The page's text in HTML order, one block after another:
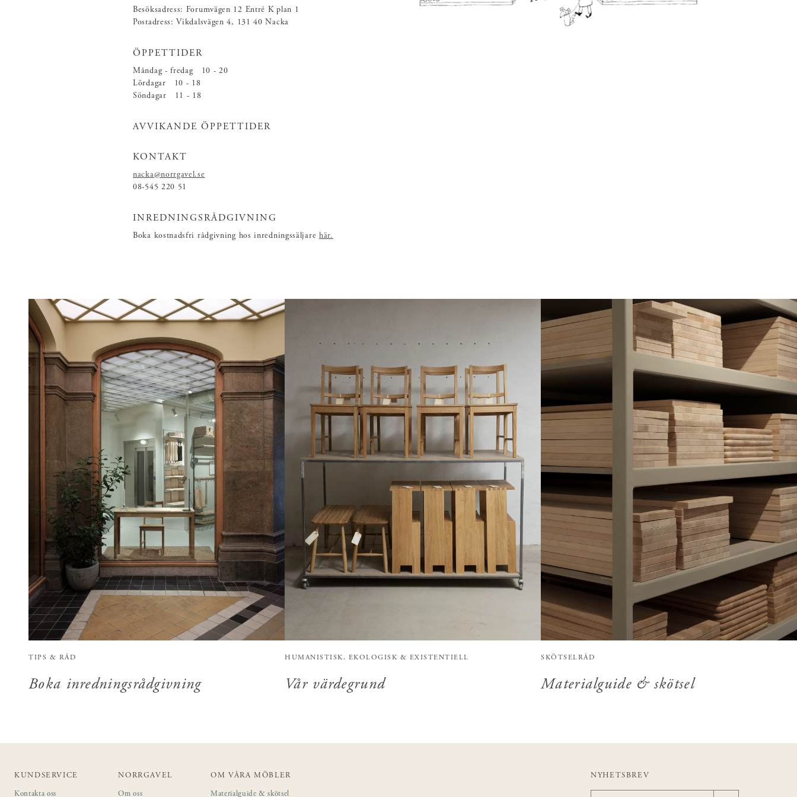
Besöksadress: Forumvägen 12 Entré K plan 1
Postadress: Vikdalsvägen 4, 131 40 Nacka
ÖPPETTIDER
Måndag - fredag 10 - 20
Lördagar 10 - 18
Söndagar 11 - 18
AVVIKANDE ÖPPETTIDER
KONTAKT
nacka@norrgavel.se
08-545 220 51
INREDNINGSRÅDGIVNING
Boka kostnadsfri rådgivning hos inredningssäljarehär.
TIPS & RÅD
Boka inredningsrådgivning
HUMANISTISK, EKOLOGISK & EXISTENTIELL
Vår värdegrund
SKÖTSELRÅD
Materialguide & skötsel
KUNDSERVICE
Kontakta oss
NORRGAVEL
Om oss
OM VÅRA MÖBLER
Materialguide & skötsel
NYHETSBREV